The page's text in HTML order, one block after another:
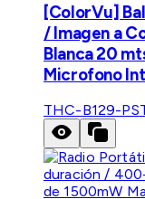
[ColorVu]
/ Imagen a
Blanca 20
Microfono
THC-B129-PS